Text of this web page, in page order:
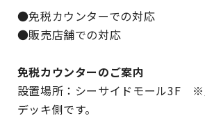
●免税カウンターでの対応
●販売店舗での対応
免税カウンターのご案内
設置場所：シーサイドモール3F ※
デッキ側です。